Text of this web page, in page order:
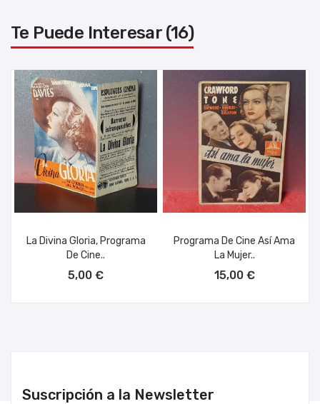
Te Puede Interesar (16)
La Divina Gloria, Programa
De Cine..
5,00 €
Programa De Cine Así Ama
La Mujer..
15,00 €
Suscripción a la Newsletter